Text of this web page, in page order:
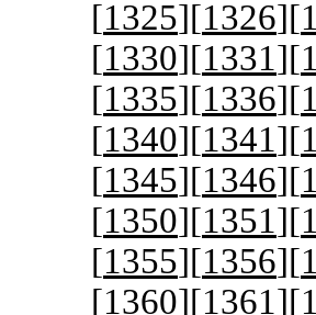
[1325][1326][
[1330][1331][
[1335][1336][
[1340][1341][
[1345][1346][
[1350][1351][
[1355][1356][
[1360][1361][